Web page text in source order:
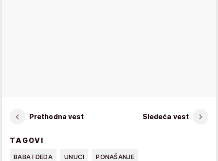
Prethodna vest Sledeća vest
TAGOVI
BABA I DEDA UNUCI PONAŠANJE